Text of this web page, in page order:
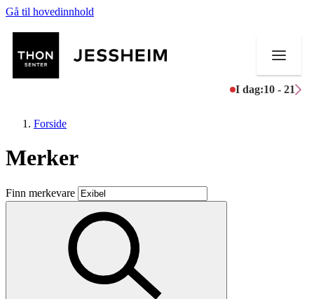
Gå til hovedinnhold
I dag:10 - 21
Butikker
Mat og drikke
Aktiviteter
Forside
Merker
Finn merkevare